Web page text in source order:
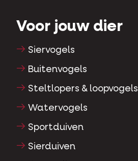
Voor jouw dier
Siervogels
Buitenvogels
Steltlopers & loopvogels
Watervogels
Sportduiven
Sierduiven